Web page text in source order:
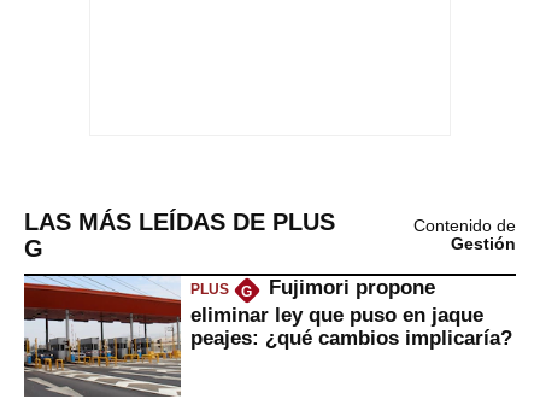
LAS MÁS LEÍDAS DE PLUS
G
Contenido de
Gestión
PLUS G
Fujimori propone
eliminar ley que puso en jaque
peajes: ¿qué cambios implicaría?